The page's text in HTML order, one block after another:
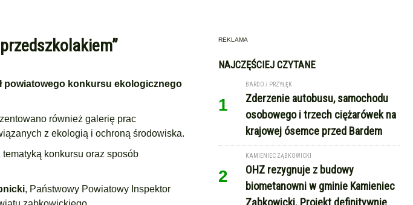
powiatowego konkursu ekologicznego
również galerię prac
z ekologią i ochroną środowiska.
konkursu oraz sposób
, Państwowy Powiatowy Inspektor
REKLAMA
NAJCZĘŚCIEJ CZYTANE
1
BARDO / PRZYŁĘK
Zderzenie autobusu, samochodu
osobowego i trzech ciężarówek na
krajowej ósemce przed Bardem
2
KAMIENIEC ZĄBKOWICKI
OHZ rezygnuje z budowy
biometanowni w gminie Kamieniec
Ząbkowicki. Projekt definitywnie